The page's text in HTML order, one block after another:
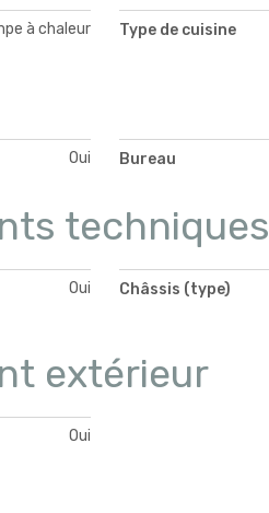
à chaleur Type de cuisine
Oui Bureau
techniques
Oui Châssis (type)
extérieur
Oui